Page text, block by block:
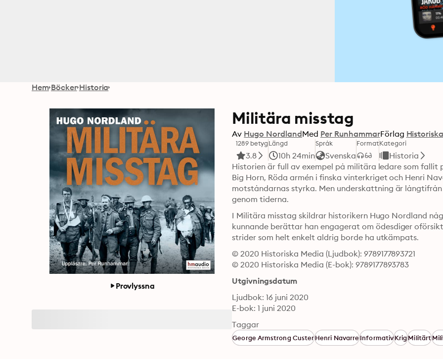
Hem Böcker Historia
Provlyssna
Militära misstag
Av Hugo NordlandMed Per RunhammarFörlag
1289 betyg
3.8
Längd
10h 24min
Språk
Svenska
FormatKategori
Historia
Historien är full av exempel på militära ledare som
Big Horn, Röda armén i finska vinterkriget och Henri
motståndarnas styrka. Men underskattning är
genom tiderna.
I Militära misstag skildrar historikern Hugo Nordland
kunnande berättar han engagerat om ödesdiger
strider som helt enkelt aldrig borde ha utkämpats.
© 2020 Historiska Media (Ljudbok): 9789177893721
© 2020 Historiska Media (E-bok): 9789177893783
Utgivningsdatum
Ljudbok: 16 juni 2020
E-bok: 1 juni 2020
Taggar
George Armstrong CusterHenri NavarreInformativKrigMilitärt